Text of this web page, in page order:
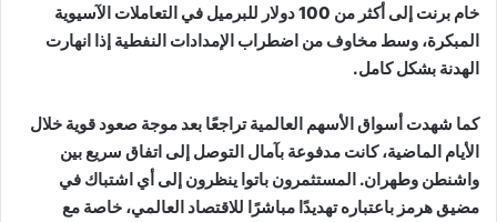
خام برنت إلى أكثر من 100 دولار للبرميل في التعاملات الآسيوية
المبكرة، وسط مخاوف من اضطراب الإمدادات النفطية إذا انهارت
الهدنة بشكل كامل.
كما شهدت أسواق الأسهم العالمية تراجعًا بعد موجة صعود قوية خلال
الأيام الماضية، كانت مدفوعة بآمال التوصل إلى اتفاق سريع بين
واشنطن وطهران. المستثمرون باتوا ينظرون إلى أي اشتباك في
مضيق هرمز باعتباره تهديدًا مباشرًا للاقتصاد العالمي، خاصة مع